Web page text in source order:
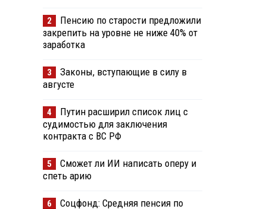
2
Пенсию по старости предложили
закрепить на уровне не ниже 40% от
заработка
3
Законы, вступающие в силу в
августе
4
Путин расширил список лиц с
судимостью для заключения
контракта с ВС РФ
5
Сможет ли ИИ написать оперу и
спеть арию
6
Соцфонд: Средняя пенсия по